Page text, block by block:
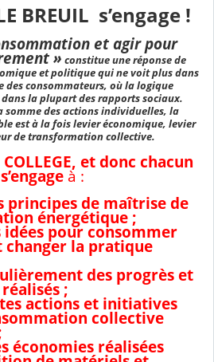
BREUIL s’engage !
et agir pour
» constitue une réponse de
et politique qui ne voit plus dans
des consommateurs, où la logique
la plupart des rapports sociaux.
somme des actions individuelles, la
est à la fois levier économique, levier
de transformation collective.
COLLEGE, et donc chacun
à :
principes de maîtrise de
énergétique ;
idées pour consommer
la pratique
des progrès et
;
actions et initiatives
collective
économies réalisées